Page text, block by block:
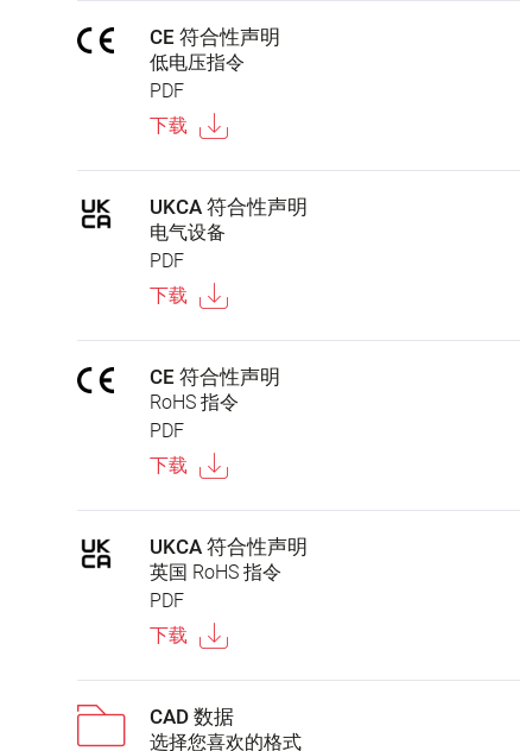
CE 符合性声明
低电压指令
PDF
下载
UKCA 符合性声明
电气设备
PDF
下载
CE 符合性声明
RoHS 指令
PDF
下载
UKCA 符合性声明
英国 RoHS 指令
PDF
下载
CAD 数据
选择您喜欢的格式